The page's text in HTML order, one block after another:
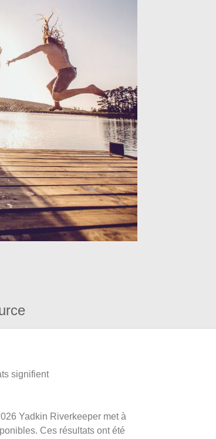
signifient
Yadkin Riverkeeper met à
Ces résultats ont été